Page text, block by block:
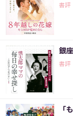
書評
銀
書評
「